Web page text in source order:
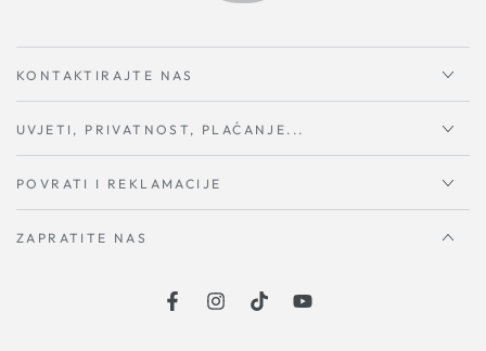
KONTAKTIRAJTE NAS
UVJETI, PRIVATNOST, PLAĆANJE...
POVRATI I REKLAMACIJE
ZAPRATITE NAS
FacebookInstagramTikTokYouTube